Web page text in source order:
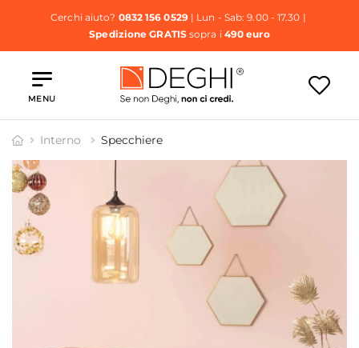
Cerchi aiuto? 0832 156 0529| Lun - Sab: 9.00 - 17.30 |
Spedizione GRATISsopra i 490 euro
MENU
Interno Specchiere